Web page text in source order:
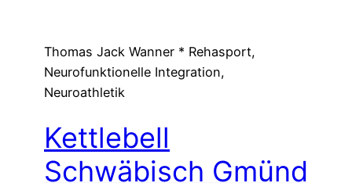
springenThomas Jack Wanner * Rehasport,
Neurofunktionelle Integration,
Neuroathletik
Kettlebell
Schwäbisch Gmünd